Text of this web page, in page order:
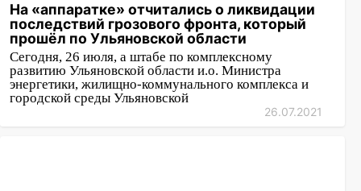
На «аппаратке» отчитались о ликвидации
последствий грозового фронта, который
прошёл по Ульяновской области
Сегодня, 26 июля, а штабе по комплексному
развитию Ульяновской области и.о. Министра
энергетики, жилищно-коммунального комплекса и
городской среды Ульяновской
26.07.2021